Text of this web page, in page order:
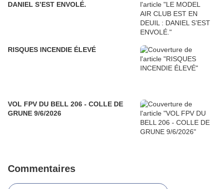
DANIEL S’EST ENVOLÉ.
RISQUES INCENDIE ÉLEVÉ
VOL FPV DU BELL 206 - COLLE DE
GRUNE 9/6/2026
Commentaires